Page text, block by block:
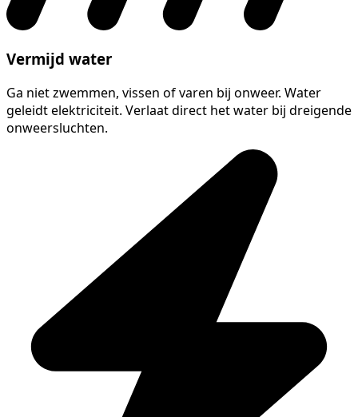
Vermijd water
Ga niet zwemmen, vissen of varen bij onweer. Water
geleidt elektriciteit. Verlaat direct het water bij dreigende
onweersluchten.